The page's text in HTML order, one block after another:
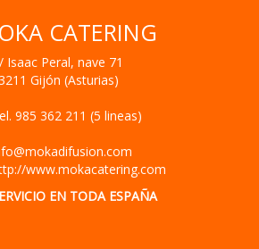
CATERING
Isaac Peral, nave 71
Gijón (Asturias)
985 362 211 (5 lineas)
www.mokacatering.com
EN TODA ESPAÑA